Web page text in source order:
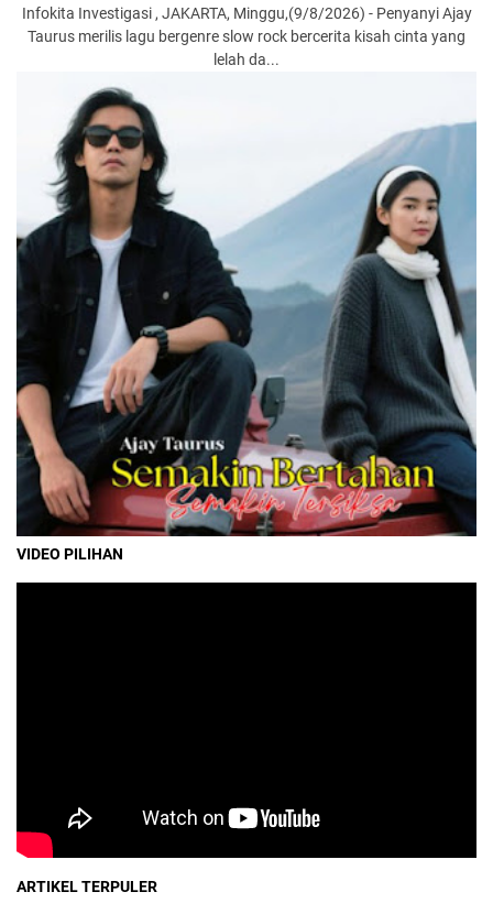
Infokita Investigasi , JAKARTA, Minggu,(9/8/2026) - Penyanyi Ajay
Taurus merilis lagu bergenre slow rock bercerita kisah cinta yang
lelah da...
VIDEO PILIHAN
ARTIKEL TERPULER